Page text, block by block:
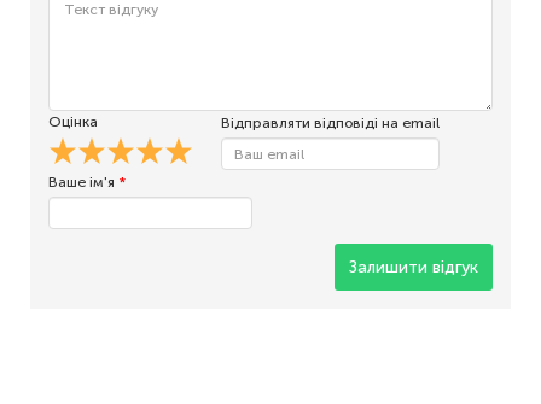
Оцінка Відправляти відповіді на email
Ваше ім'я *
Залишити відгук